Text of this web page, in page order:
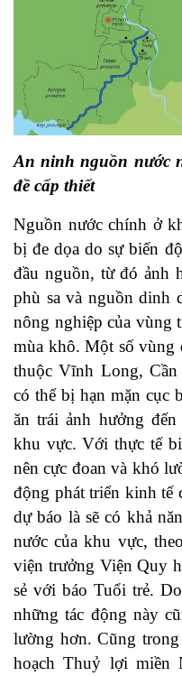
An ninh nguồn nước
đề cấp thiết
Nguồn nước chính ở
bị đe dọa do sự biến
đầu nguồn, từ đó ảnh
phù sa và nguồn dinh
nông nghiệp của vùng
mùa khô. Một số vùng
thuộc Vĩnh Long,
có thể bị hạn mặn cục
ăn trái ảnh hưởng
khu vực. Với thực tế
nên cực đoan và khó
động phát triển kinh tế
dự báo là sẽ có khả
nước của khu vực,
viện trưởng Viện Quy
sẻ với báo Tuổi trẻ.
những tác động này
lường hơn. Cũng
hoạch Thuỷ lợi miền